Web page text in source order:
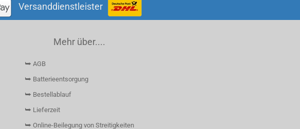
Versanddienstleister
Mehr über....
⮩ AGB
⮩ Batterieentsorgung
⮩ Bestellablauf
⮩ Lieferzeit
⮩ Online-Beilegung von Streitigkeiten